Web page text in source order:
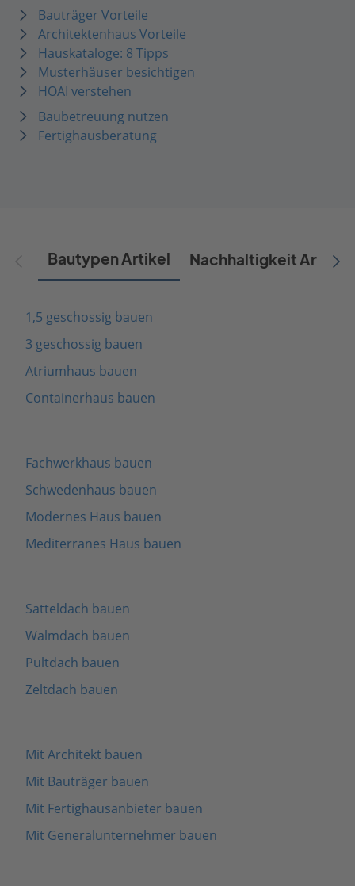
Bauträger Vorteile
Architektenhaus Vorteile
Hauskataloge: 8 Tipps
Musterhäuser besichtigen
HOAI verstehen
Baubetreuung nutzen
Fertighausberatung
Bautypen Artikel Nachhaltigkeit Artikel
1,5 geschossig bauen
3 geschossig bauen
Atriumhaus bauen
Containerhaus bauen
Fachwerkhaus bauen
Schwedenhaus bauen
Modernes Haus bauen
Mediterranes Haus bauen
Satteldach bauen
Walmdach bauen
Pultdach bauen
Zeltdach bauen
Mit Architekt bauen
Mit Bauträger bauen
Mit Fertighausanbieter bauen
Mit Generalunternehmer bauen